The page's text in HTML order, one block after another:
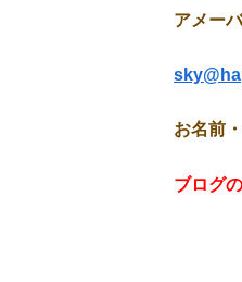
アメーバブログ
お名前・お電話
ブログ